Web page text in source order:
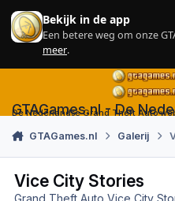
Skip to content
Bekijk in de app
Een betere weg om onze
meer.
GTAGames.nl - De
De Nederlandse Grand Theft Auto
GTAGames.nl Galerij
Vice City Stories
Grand Theft Auto Vice City